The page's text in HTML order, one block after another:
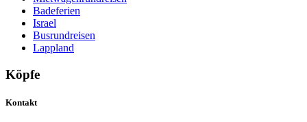
Badeferien
Israel
Busrundreisen
Lappland
Köpfe
Kontakt